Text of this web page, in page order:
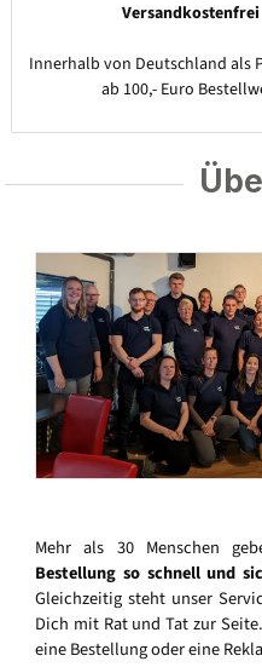
Versandkostenfrei
Innerhalb von Deutschland als
ab 100,- Euro
Mehr als 30 Menschen
Bestellung so schnell und
Gleichzeitig steht unser
Dich mit Rat und Tat zur
eine Bestellung oder eine